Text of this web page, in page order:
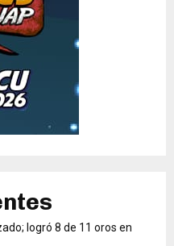
logró 8 de 11 oros en